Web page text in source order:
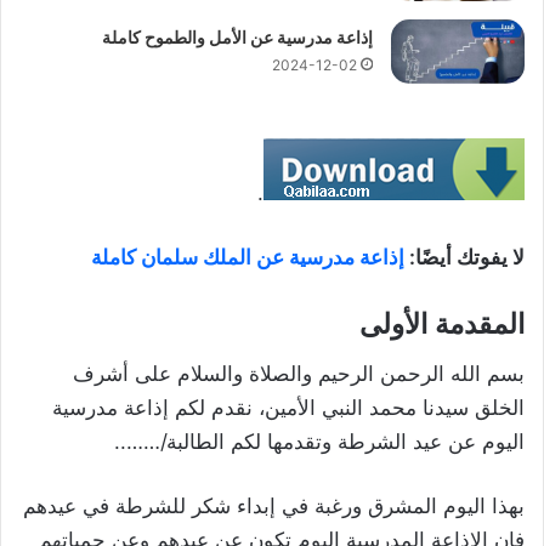
إذاعة مدرسية عن الأمل والطموح كاملة
2024-12-02
.
لا يفوتك أيضًا: إذاعة مدرسية عن الملك سلمان كاملة
المقدمة الأولى
بسم الله الرحمن الرحيم والصلاة والسلام على أشرف
الخلق سيدنا محمد النبي الأمين، نقدم لكم إذاعة مدرسية
اليوم عن عيد الشرطة وتقدمها لكم الطالبة/……..
بهذا اليوم المشرق ورغبة في إبداء شكر للشرطة في عيدهم
فإن الإذاعة المدرسية اليوم تكون عن عيدهم وعن حمياتهم